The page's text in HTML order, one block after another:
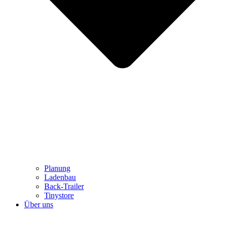
Planung
Ladenbau
Back-Trailer
Tinystore
Über uns